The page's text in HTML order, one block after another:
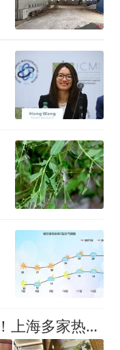
很多人爱吃，竟然是假的！上海多家热门餐饮店被曝光，网友热议